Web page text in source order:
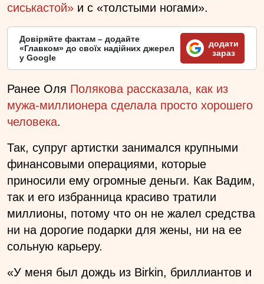
сиськастой» и с «толстыми ногами».
Довіряйте фактам – додайте
«Главком» до своїх надійних джерел
у Google
додати
зараз
Ранее Оля Полякова рассказала, как из
мужа-миллионера сделала просто хорошего
человека.
Так, супруг артистки занимался крупными
финансовыми операциями, которые
приносили ему огромные деньги. Как Вадим,
так и его избранница красиво тратили
миллионы, потому что он не жалел средства
ни на дорогие подарки для жены, ни на ее
сольную карьеру.
«У меня был дождь из Birkin, бриллиантов и